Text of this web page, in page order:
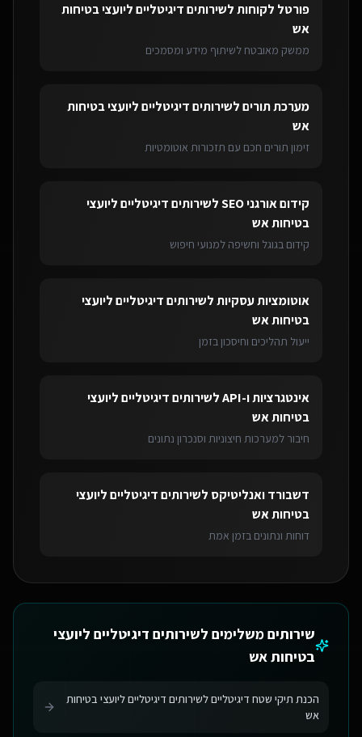
פורטל לקוחותלשירותים דיגיטליים ליועצי בטיחות
אש
ממשק מאובטח לשיתוף מידע ומסמכים
מערכת תוריםלשירותים דיגיטליים ליועצי בטיחות
אש
זימון תורים חכם עם תזכורות אוטומטיות
קידום אורגני SEO לשירותים דיגיטליים ליועצי
בטיחות אש
קידום בגוגל וחשיפה למנועי חיפוש
אוטומציות עסקיותלשירותים דיגיטליים ליועצי
בטיחות אש
ייעול תהליכים וחיסכון בזמן
אינטגרציות ו-API לשירותים דיגיטליים ליועצי
בטיחות אש
חיבור למערכות חיצוניות וסנכרון נתונים
דשבורד ואנליטיקס לשירותים דיגיטליים ליועצי
בטיחות אש
דוחות ונתונים בזמן אמת
שירותים משלימים לשירותים דיגיטליים ליועצי
בטיחות אש
הכנת תיקי שטח דיגיטליים לשירותים דיגיטליים ליועצי בטיחות
אש